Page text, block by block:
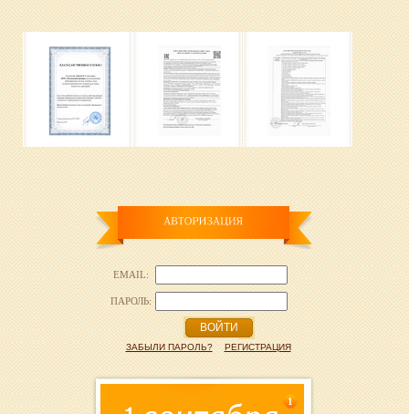
EMAIL:
ПАРОЛЬ:
ВОЙТИ
ЗАБЫЛИ ПАРОЛЬ? РЕГИСТРАЦИЯ
1